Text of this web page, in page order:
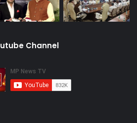
Channel